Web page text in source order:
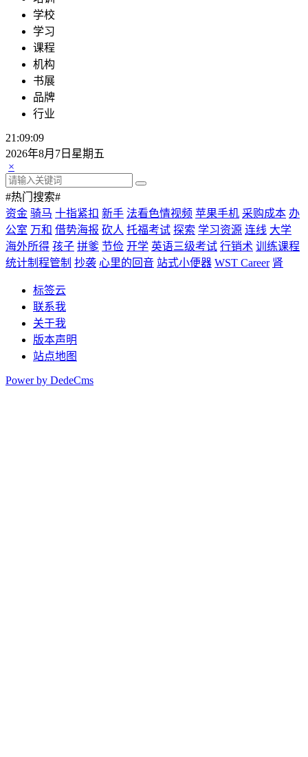
学校
学习
课程
机构
书展
品牌
行业
21:09:10
2026年8月7日星期五
×
#热门搜索#
资金 骑马 十指紧扣 新手 法看色情视频 苹果手机 采购成本 办
公室 万和 借势海报 砍人 托福考试 探索 学习资源 连线 大学
海外所得 孩子 拼爹 节俭 开学 英语三级考试 行销术 训练课程
统计制程管制 抄袭 心里的回音 站式小便器 WST Career 肾
标签云
联系我
关于我
版本声明
站点地图
Power by DedeCms